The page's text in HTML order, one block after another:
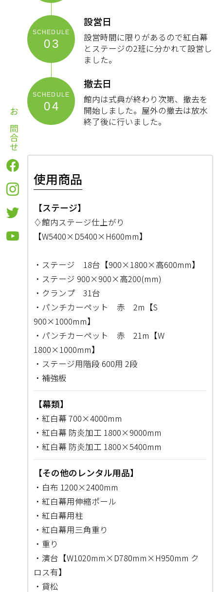
お問合せ
03
設営日
設営時間に限りがあるので紅白幕
とステージの2班に分かれて設営し
ました。
04
撤去日
館内は式典が終わり次第、撤去を
開始しました。屋外の撤去は放水
終了後に行いました。
使用商品
【ステージ】
♢館内ステージ仕上がり
【W5400×D5400×H600mm】
・ステージ 18台【900×1800×高600mm】
・ステージ 900×900×高200(mm)
・クランプ 31台
・パンチカーペット 赤 2m【S
900×1000mm】
・パンチカーペット 赤 21m【W
1800×1000mm】
・ステージ用階段 600用 2段
・補強板
【幕類】
・紅白幕 700×4000mm
・紅白幕 防炎加工 1800×9000mm
・紅白幕 防炎加工 1800×5400mm
【その他のレンタル用品】
・白布 1200×2400mm
・紅白幕用伸縮ポール
・紅白幕用柱
・紅白幕用三角重り
・重り
・演台【W1020mm×D780mm×H950mm ク
ロス有】
・貸松